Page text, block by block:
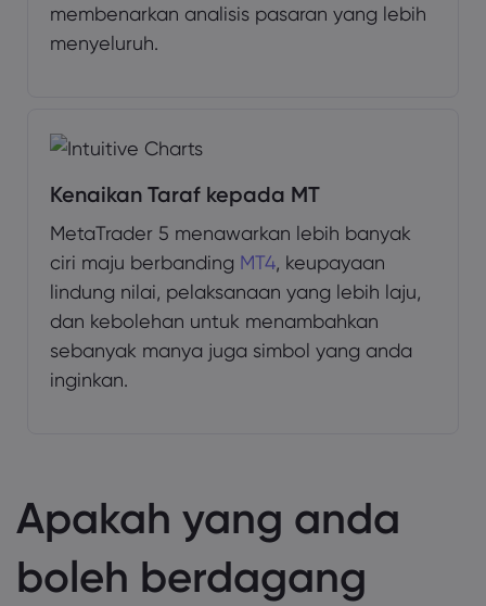
membenarkan analisis pasaran yang lebih
menyeluruh.
Kenaikan Taraf kepada MT
MetaTrader 5 menawarkan lebih banyak
ciri maju berbanding MT4, keupayaan
lindung nilai, pelaksanaan yang lebih laju,
dan kebolehan untuk menambahkan
sebanyak manya juga simbol yang anda
inginkan.
Apakah yang anda
boleh berdagang